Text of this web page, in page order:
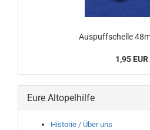
Auspuffschelle
1,95 EUR
Eure Altopelhilfe
Historie / Über uns